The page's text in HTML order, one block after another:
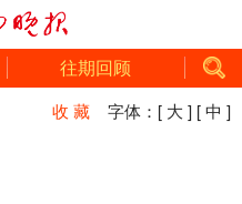
往期回顾
收 藏 字体： [ 大 ] [ 中 ]